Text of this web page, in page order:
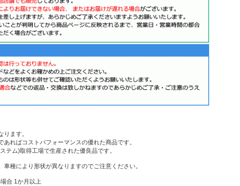
ます。
ればコストパフォーマンスの優れた商品です。
テム)取得工場で生産された優良品です。
種により形状が異なりますのでご注意ください。
合 1か月以上